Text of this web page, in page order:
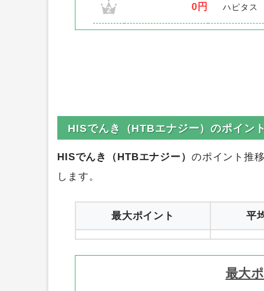
2 0円 ハピタス
HISでんき（HTBエナジー）のポイン
HISでんき（HTBエナジー） のポイント推
します。
最大ポイント 平
最大